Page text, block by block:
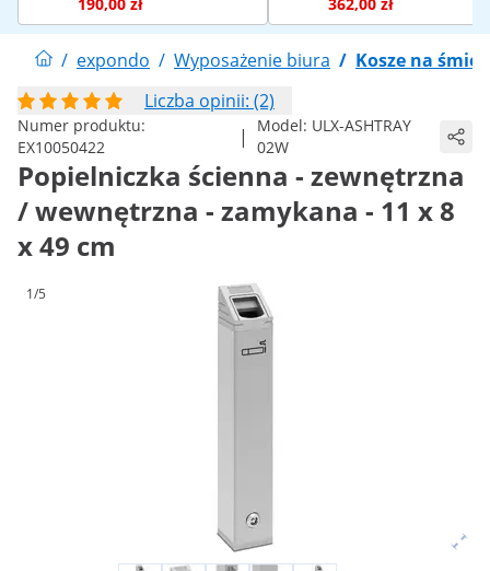
/ expondo / Wyposażenie biura / Kosze na
Liczba opinii: (2)
Numer produktu:
EX10050422
| Model: ULX-ASHTRAY
02W
Popielniczka ścienna - zewnętrzna
/ wewnętrzna - zamykana - 11 x 8
x 49 cm
1/5